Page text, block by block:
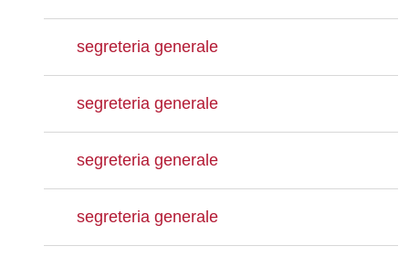
segreteria generale
segreteria generale
segreteria generale
segreteria generale